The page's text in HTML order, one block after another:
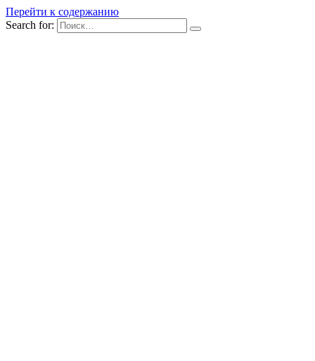
Перейти к содержанию
Search for: